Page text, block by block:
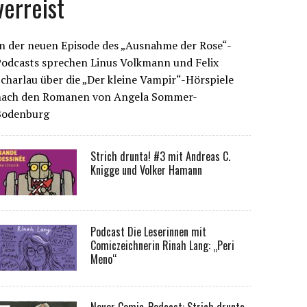
der neuen Episode des „Ausnahme der Rose“-
sprechen Linus Volkmann und Felix
über die „Der kleine Vampir“-Hörspiele
den Romanen von Angela Sommer-
Strich drunta! #3 mit Andreas C.
Knigge und Volker Hamann
Podcast Die Leserinnen mit
Comiczeichnerin Rinah Lang: „Peri
Meno“